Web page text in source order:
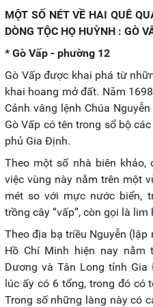
MỘT SỐ NÉT VỀ HAI QUÊ
DÒNG TỘC HỌ HUỲNH : GÒ
* Gò Vấp - phường 12
Gò Vấp được khai phá từ
khai hoang mở đất. Năm
Cảnh vâng lệnh Chúa
Gò Vấp có tên trong sổ bộ
phủ Gia Định.
Theo một số nhà biên
việc vùng này nằm trên một
mét so với mực nước biển,
trồng cây “vấp”, còn gọi là lim
Theo địa bạ triều Nguyễn
Hồ Chí Minh hiện nay nằm
Dương và Tân Long tỉnh
lúc ấy có 6 tổng, trong đó có
Trong số những làng này có